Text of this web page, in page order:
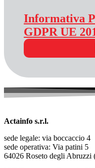
Informativa
GDPR UE
Actainfo s.r.l.
sede legale: via boccaccio 4
sede operativa: Via patini 5
64026 Roseto degli Abruzzi